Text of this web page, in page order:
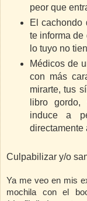
peor que
El cachondo
te informa de
lo tuyo no
Médicos de
con más
mirarte, tus
libro
induce a
directamente
Culpabilizar y/o
Ya me veo en mis
mochila con el